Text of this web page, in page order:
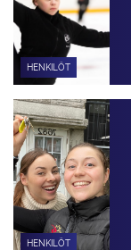
HENKILÖT
HENKILÖT